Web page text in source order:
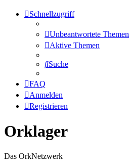
Schnellzugriff
Unbeantwortete Themen
Aktive Themen
Suche
FAQ
Anmelden
Registrieren
Orklager
Das OrkNetzwerk